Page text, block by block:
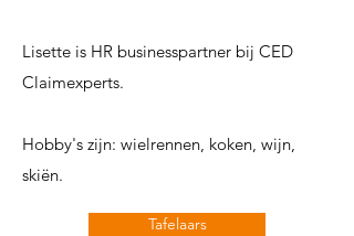
Lisette is HR businesspartner bij CED
Claimexperts.
Hobby's zijn: wielrennen, koken, wijn,
skiën.
Tafelaars